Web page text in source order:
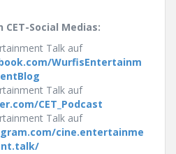
CET-Social Medias:
Talk auf
WurfisEntertainm
entBlog
Talk auf
CET_Podcast
Talk auf
cine.entertainme
nt.talk/